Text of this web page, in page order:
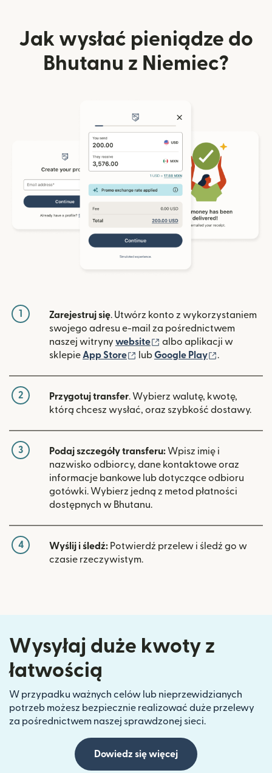
Jak wysłać pieniądze do
Bhutanu z Niemiec?
1 Zarejestruj się. Utwórz konto z wykorzystaniem
swojego adresu e-mail za pośrednictwem
naszej witryny website (otwiera się w nowym
albo aplikacji w
sklepie App Store (otwiera się w nowym oknie)
lubGoogle Play .
2 Przygotuj transfer. Wybierz walutę, kwotę,
którą chcesz wysłać, oraz szybkość dostawy.
3 Podaj szczegóły transferu: Wpisz imię i
nazwisko odbiorcy, dane kontaktowe oraz
informacje bankowe lub dotyczące odbioru
gotówki. Wybierz jedną z metod płatności
dostępnych w Bhutanu.
4 Wyślij i śledź: Potwierdź przelew i śledź go w
czasie rzeczywistym.
Wysyłaj duże kwoty z
łatwością
W przypadku ważnych celów lub nieprzewidzianych
potrzeb możesz bezpiecznie realizować duże przelewy
za pośrednictwem naszej sprawdzonej sieci.
Dowiedz się więcej